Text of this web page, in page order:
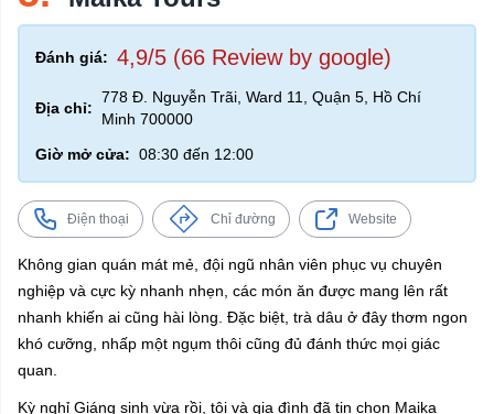
Đánh giá: 4,9/5 (66 Review by google)
Địa chỉ:
778 Đ. Nguyễn Trãi, Ward 11, Quận 5, Hồ Chí
Minh 700000
Giờ mở cửa: 08:30 đến 12:00
Điện thoại Chỉ đường Website
Không gian quán mát mẻ, đội ngũ nhân viên phục vụ chuyên
nghiệp và cực kỳ nhanh nhẹn, các món ăn được mang lên rất
nhanh khiến ai cũng hài lòng. Đặc biệt, trà dâu ở đây thơm ngon
khó cưỡng, nhấp một ngụm thôi cũng đủ đánh thức mọi giác
quan.
Kỳ nghỉ Giáng sinh vừa rồi, tôi và gia đình đã tin chọn Maika